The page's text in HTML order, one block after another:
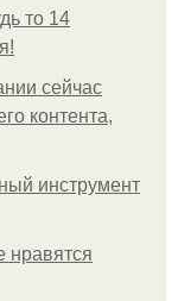
то 14
сейчас
контента,
инструмент
нравятся